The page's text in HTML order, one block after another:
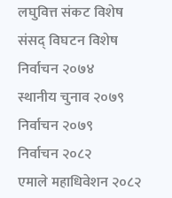
लघुवित्त संकट विशेष
संसद् विघटन विशेष
निर्वाचन २०७४
स्थानीय चुनाव २०७९
निर्वाचन २०७९
निर्वाचन २०८२
एमाले महाधिवेशन २०८२